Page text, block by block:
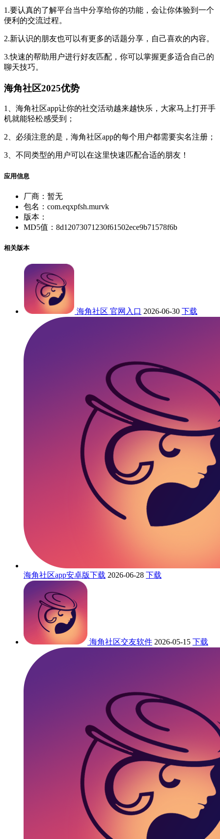
1.要认真的了解平台当中分享给你的功能，会让你体验到一个
便利的交流过程。
2.新认识的朋友也可以有更多的话题分享，自己喜欢的内容。
3.快速的帮助用户进行好友匹配，你可以掌握更多适合自己的
聊天技巧。
海角社区2025优势
1、海角社区app让你的社交活动越来越快乐，大家马上打开手
机就能轻松感受到；
2、必须注意的是，海角社区app的每个用户都需要实名注册；
3、不同类型的用户可以在这里快速匹配合适的朋友！
应用信息
厂商： 暂无
包名： com.eqxpfsh.murvk
版本：
MD5值： 8d12073071230f61502ece9b71578f6b
相关版本
海角社区 官网入口 2026-06-30 下载
海角社区app安卓版下载 2026-06-28 下载
海角社区交友软件 2026-05-15 下载